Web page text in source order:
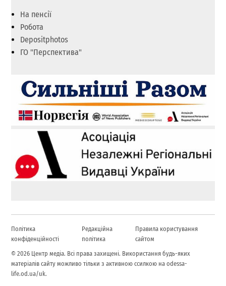
На пенсії
Робота
Depositphotos
ГО "Перспектива"
Політика
конфіденційності
Редакційна
політика
Правила користування
сайтом
© 2026 Центр медіа. Всі права захищені. Використання будь-яких
матеріалів сайту можливо тільки з активною ссилкою на odessa-
life.od.ua/uk.